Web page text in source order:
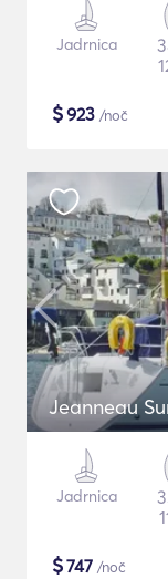
Jadrnica
$923 /noč
Jeanneau
Jadrnica
$747 /noč